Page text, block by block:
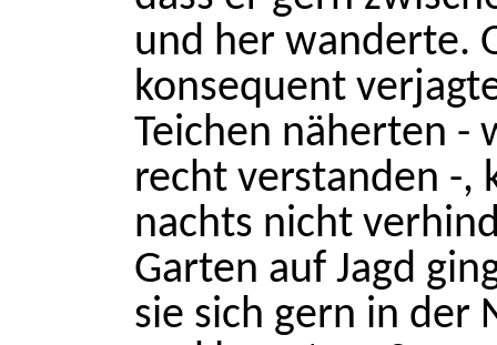
und her wanderte.
konsequent
Teichen näherten -
recht verstanden -,
nachts nicht
Garten auf Jagd
sie sich gern in der